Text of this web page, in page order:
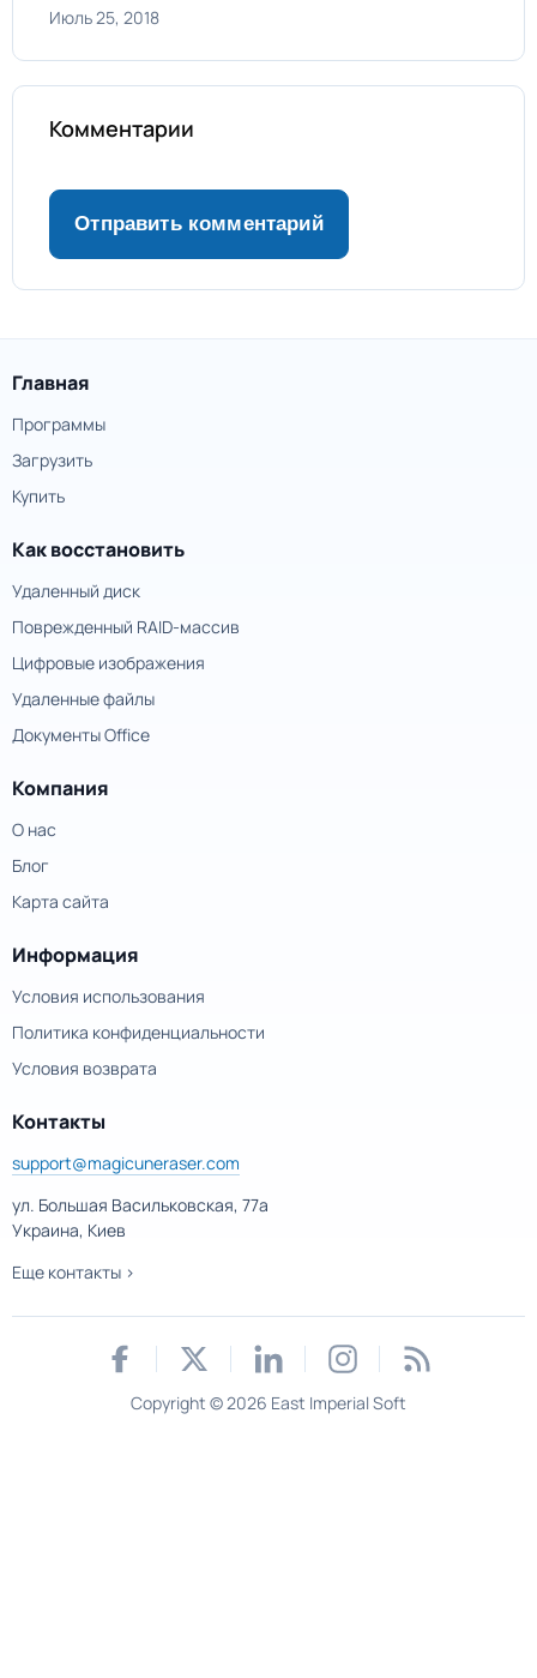
Июль 25, 2018
Комментарии
Главная
Программы
Загрузить
Купить
Как восстановить
Удаленный диск
Поврежденный RAID-массив
Цифровые изображения
Удаленные файлы
Документы Office
Компания
О нас
Блог
Карта сайта
Информация
Условия использования
Политика конфиденциальности
Условия возврата
Контакты
support@magicuneraser.com
ул. Большая Васильковская, 77а
Украина, Киев
Еще контакты >
Copyright © 2026 East Imperial Soft